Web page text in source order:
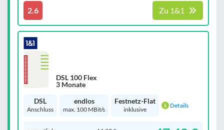
2.6 Zu 1&1
DSL 100 Flex
3 Monate
DSL
Anschluss
endlos
max. 100 MBit/s
Festnetz-Flat
inklusive
Details